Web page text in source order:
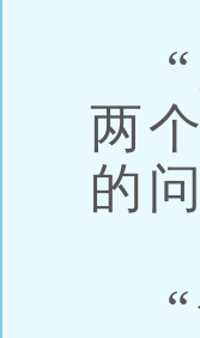
“
两
的
“